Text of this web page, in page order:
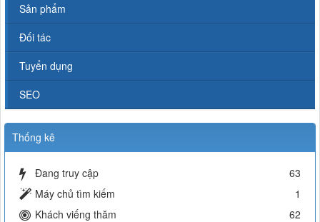
Sản phẩm
Đối tác
Tuyển dụng
SEO
Thống kê
Đang truy cập
63
Máy chủ tìm kiếm
1
Khách viếng thăm
62